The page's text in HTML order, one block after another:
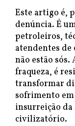
Este artigo é,
denúncia. É
petroleiros,
atendentes de
não estão sós.
fraqueza, é
transformar
sofrimento
insurreição
civilizatório.